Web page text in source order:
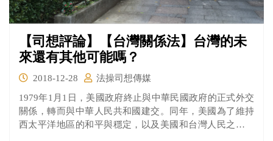
【司想評論】【台灣關係法】台灣的未
來還有其他可能嗎？
2018-12-28
法操司想傳媒
1979年1月1日，美國政府終止與中華民國政府的正式外交
關係，轉而與中華人民共和國建交。同年，美國為了維持
西太平洋地區的和平與穩定，以及美國和台灣人民之間的